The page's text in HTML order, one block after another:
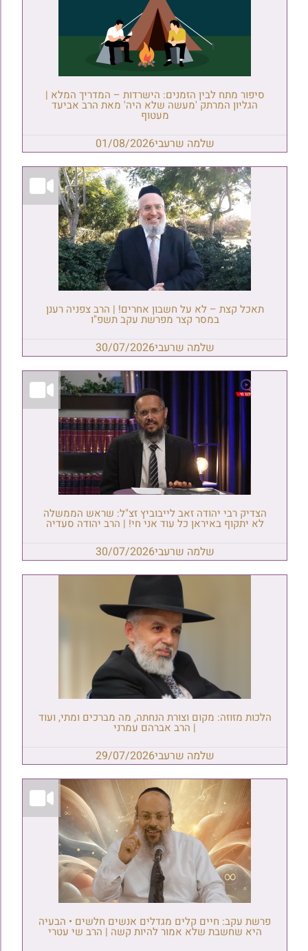
סיפור מתח לבין הזמנים: הישרדות – המדריך המלא |
הגליון המרתק 'מעשה שלא היה' מאת הרב אביעד
מעטוף
שלמה שרעבי01/08/2026
תאכל קצת – לא על חשבון אחרים! | הרב צפניה רענן
במסר קצר מפרשת עקב תשפ"ו
שלמה שרעבי30/07/2026
הצדיק רבי יהודה זאב לייבוביץ זצ"ל: שראש הממשלה
לא יתקוף באיראן כל עוד אני חי! | הרב יהודה סעדיה
שלמה שרעבי30/07/2026
הלכות מזוזה: מקום וצורת הנחתה, מה מברכים ומתי, ועוד
| הרב אברהם עמרני
שלמה שרעבי29/07/2026
פרשת עקב: חיים קלים מגדלים אנשים חלשים • הבעיה
היא שחשבת שלא אמור להיות קשה | הרב שי עטרי